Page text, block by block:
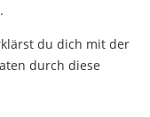
du dich mit der
durch diese